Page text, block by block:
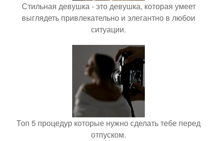
Стильная девушка - это девушка, которая умеет
выглядеть привлекательно и элегантно в любои
ситуации.
Топ 5 процедур которые нужно сделать тебе перед
отпуском.